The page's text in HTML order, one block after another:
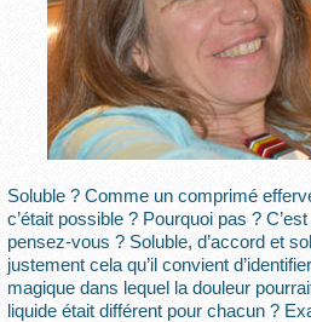
Soluble ? Comme un comprimé effervescent ? Oui, presque. Et si
c’était possible ? Pourquoi pas ?
pensez-vous ? Soluble, d’accord et
justement cela qu’il convient
magique dans lequel la douleur
liquide était différent pour chacun ?